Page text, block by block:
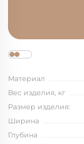
Материал
Вес изделия, кг
Размер изделия:
Ширина
Глубина